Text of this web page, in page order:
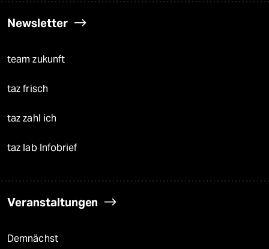
Newsletter
team zukunft
taz frisch
taz zahl ich
taz lab Infobrief
Veranstaltungen
Demnächst